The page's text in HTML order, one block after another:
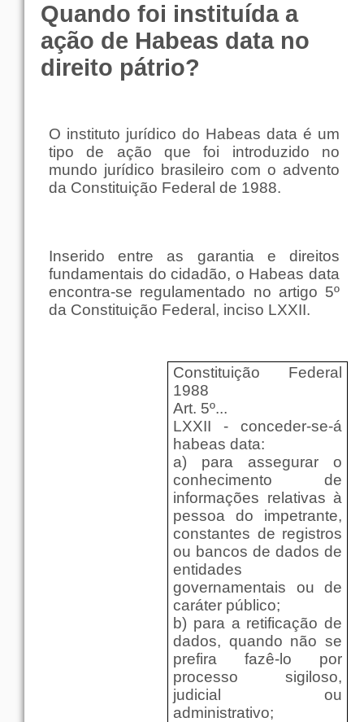
Quando foi instituída a
ação de Habeas data no
direito pátrio?
O instituto jurídico do Habeas data é um
tipo de ação que foi introduzido no
mundo jurídico brasileiro com o advento
da Constituição Federal de 1988.
Inserido entre as garantia e direitos
fundamentais do cidadão, o Habeas data
encontra-se regulamentado no artigo 5º
da Constituição Federal, inciso LXXII.
Constituição Federal
1988
Art. 5º...
LXXII - conceder-se-á
habeas data:
a) para assegurar o
conhecimento de
informações relativas à
pessoa do impetrante,
constantes de registros
ou bancos de dados de
entidades
governamentais ou de
caráter público;
b) para a retificação de
dados, quando não se
prefira fazê-lo por
processo sigiloso,
judicial ou
administrativo;